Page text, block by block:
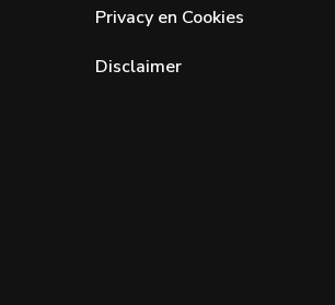
Privacy en Cookies
Disclaimer